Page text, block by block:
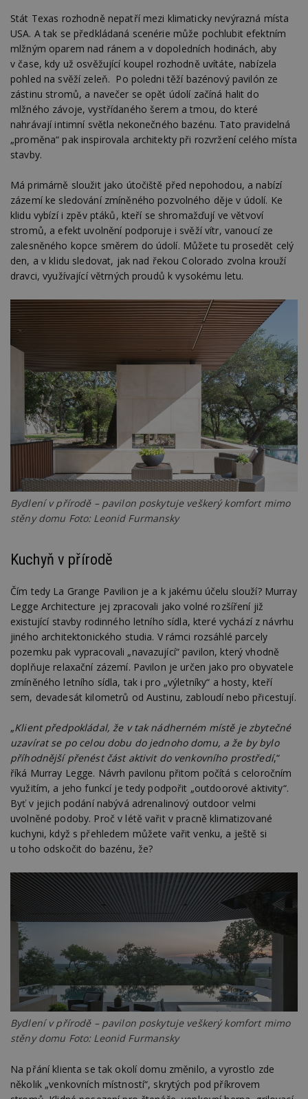
Stát Texas rozhodně nepatří mezi klimaticky nevýrazná místa
USA. A tak se předkládaná scenérie může pochlubit efektním
mlžným oparem nad ránem a v dopoledních hodinách, aby
v čase, kdy už osvěžující koupel rozhodně uvítáte, nabízela
pohled na svěží zeleň. Po poledni těží bazénový pavilón ze
zástinu stromů, a navečer se opět údolí začíná halit do
mlžného závoje, vystřídaného šerem a tmou, do které
nahrávají intimní světla nekonečného bazénu. Tato pravidelná
„proměna“ pak inspirovala architekty při rozvržení celého místa
stavby.
Má primárně sloužit jako útočiště před nepohodou, a nabízí
zázemí ke sledování zmíněného pozvolného děje v údolí. Ke
klidu vybízí i zpěv ptáků, kteří se shromažďují ve větvoví
stromů, a efekt uvolnění podporuje i svěží vítr, vanoucí ze
zalesněného kopce směrem do údolí. Můžete tu prosedět celý
den, a v klidu sledovat, jak nad řekou Colorado zvolna krouží
dravci, využívající větrných proudů k vysokému letu.
Bydlení v přírodě – pavilon poskytuje veškerý komfort mimo
stěny domu Foto: Leonid Furmansky
Kuchyň v přírodě
Čím tedy La Grange Pavilion je a k jakému účelu slouží? Murray
Legge Architecture jej zpracovali jako volné rozšíření již
existující stavby rodinného letního sídla, které vychází z návrhu
jiného architektonického studia. V rámci rozsáhlé parcely
pozemku pak vypracovali „navazující“ pavilon, který vhodně
doplňuje relaxační zázemí. Pavilon je určen jako pro obyvatele
zmíněného letního sídla, tak i pro „výletníky“ a hosty, kteří
sem, devadesát kilometrů od Austinu, zabloudí nebo přicestují.
„Klient předpokládal, že v tak nádherném místě je zbytečné
uzavírat se po celou dobu do jednoho domu, a že by bylo
příhodnější přenést část aktivit do venkovního prostředí,“
říká Murray Legge. Návrh pavilonu přitom počítá s celoročním
využitím, a jeho funkcí je tedy podpořit „outdoorové aktivity“.
Byť v jejich podání nabývá adrenalinový outdoor velmi
uvolněné podoby. Proč v létě vařit v pracně klimatizované
kuchyni, když s přehledem můžete vařit venku, a ještě si
u toho odskočit do bazénu, že?
Bydlení v přírodě – pavilon poskytuje veškerý komfort mimo
stěny domu Foto: Leonid Furmansky
Na přání klienta se tak okolí domu změnilo, a vyrostlo zde
několik „venkovních místností“, skrytých pod příkrovem